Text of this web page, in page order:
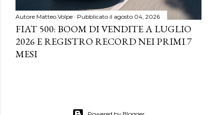
Autore Matteo Volpe Pubblicato il agosto 04, 2026
FIAT 500: BOOM DI VENDITE A LUGLIO
2026 E REGISTRO RECORD NEI PRIMI 7
MESI